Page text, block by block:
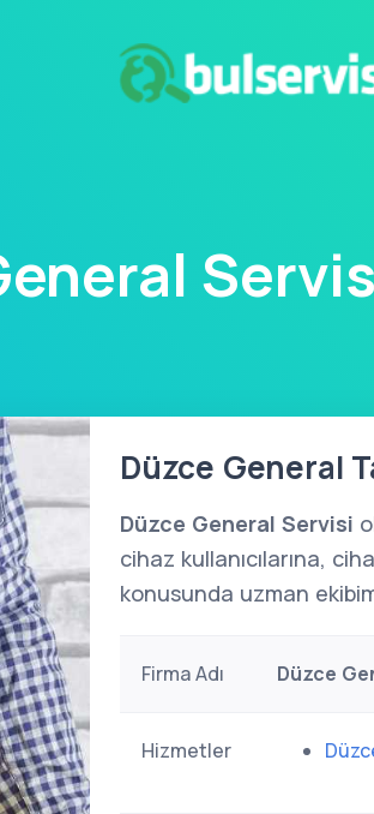
Düzce General
Düzce General Servisi
cihaz kullanıcılarına,
konusunda uzman
Firma Adı Düzce
Hizmetler